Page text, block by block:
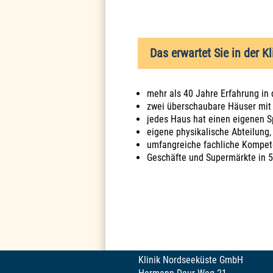
Das erwartet Sie in der
mehr als 40 Jahre Erfahrung
zwei überschaubare Häuser
jedes Haus hat einen eigenen
eigene physikalische
umfangreiche fachliche
Geschäfte und Supermärkte in
Klinik Nordseeküste GmbH